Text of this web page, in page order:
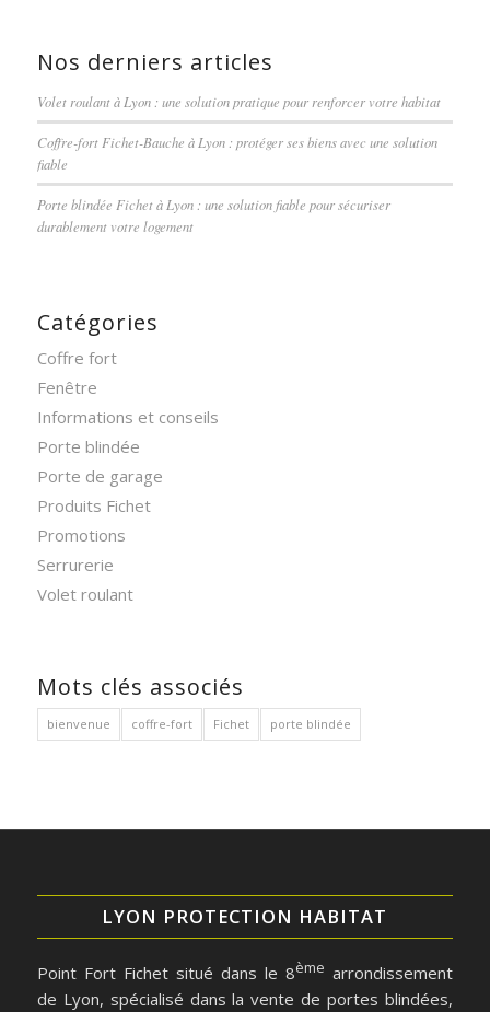
Nos derniers articles
Volet roulant à Lyon : une solution pratique pour renforcer votre habitat
Coffre-fort Fichet-Bauche à Lyon : protéger ses biens avec une solution
fiable
Porte blindée Fichet à Lyon : une solution fiable pour sécuriser
durablement votre logement
Catégories
Coffre fort
Fenêtre
Informations et conseils
Porte blindée
Porte de garage
Produits Fichet
Promotions
Serrurerie
Volet roulant
Mots clés associés
bienvenue coffre-fort Fichet porte blindée
LYON PROTECTION HABITAT
Point Fort Fichet situé dans le 8ème arrondissement
de Lyon, spécialisé dans la vente de portes blindées,